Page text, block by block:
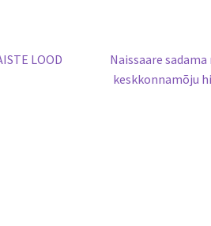
LOOD
Järgmine
postitus:
Naissaare
keskkonnamõju